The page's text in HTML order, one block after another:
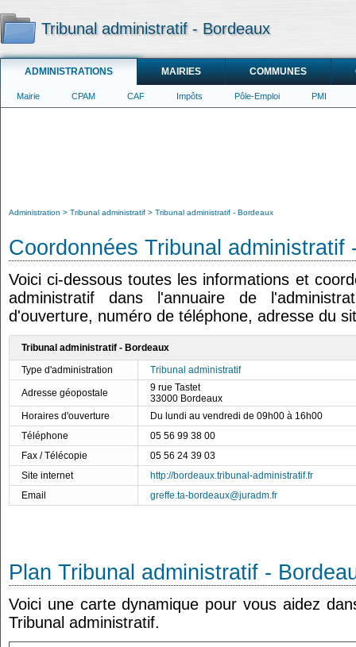
Tribunal administratif - Bordeaux
ADMINISTRATIONS MAIRIES COMMUNES
Mairie CPAM CAF Impôts Pôle-Emploi PMI
Administration Tribunal administratif Tribunal administratif - Bordeaux
Coordonnées Tribunal administratif
Voici ci-dessous toutes les informations et
administratif dans l'annuaire de
d'ouverture, numéro de téléphone, adresse du
Tribunal administratif - Bordeaux
Type d'administration
Tribunal administratif
Adresse géopostale
9 rue Tastet
33000 Bordeaux
Horaires d'ouverture
Du lundi au vendredi de 09h00 à 16h00
Téléphone
05 56 99 38 00
Fax / Télécopie
05 56 24 39 03
Site internet
http://bordeaux.tribunal-administratif.fr
Email
greffe.ta-bordeaux@juradm.fr
Plan Tribunal administratif -
Voici une carte dynamique pour vous aidez
Tribunal administratif.